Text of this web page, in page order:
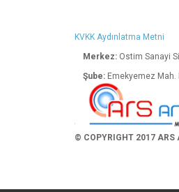
KVKK Aydınlatma Metni
Merkez: Ostim
Şube: Emekyemez
© COPYRIGHT 2017 ARS